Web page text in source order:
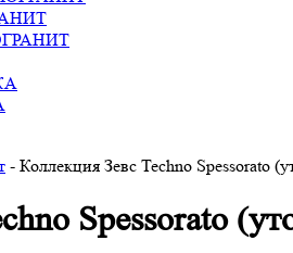
- Коллекция Зевс Techno Spessorato
Spessorato